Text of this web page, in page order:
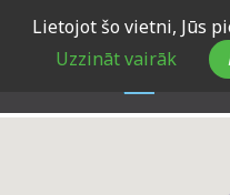
Lietojot šo vietni, Jūs
Uzzināt vairāk